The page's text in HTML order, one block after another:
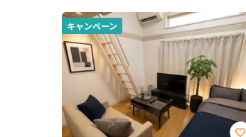
キャンペーン